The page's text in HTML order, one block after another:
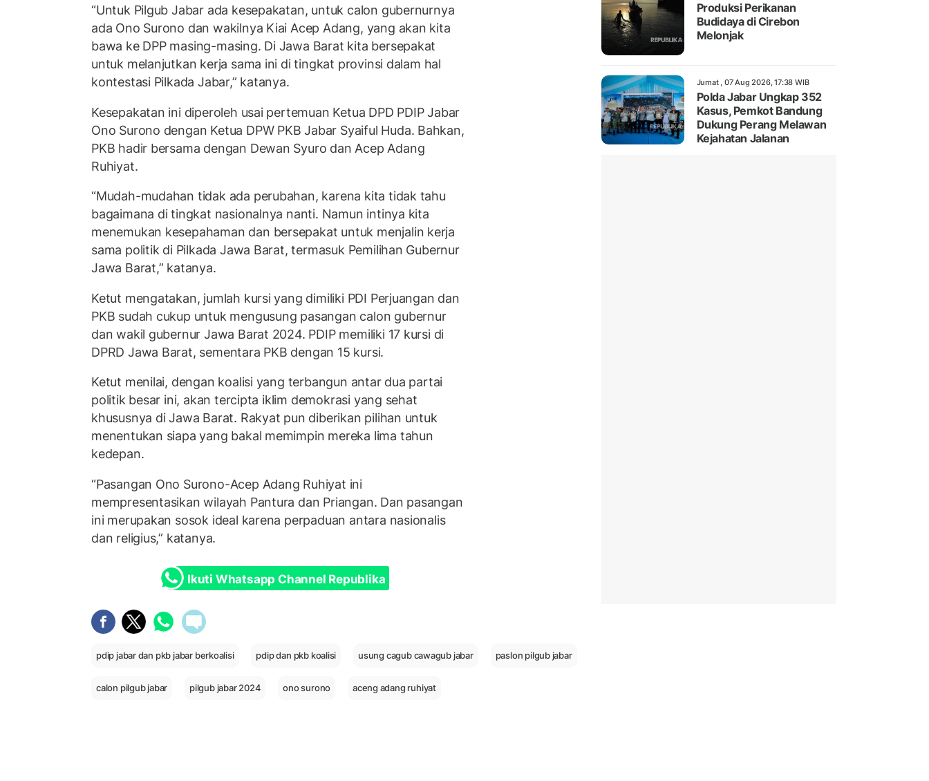
“Untuk Pilgub Jabar ada kesepakatan, untuk calon gubernurnya
ada Ono Surono dan wakilnya Kiai Acep Adang, yang akan kita
bawa ke DPP masing-masing. Di Jawa Barat kita bersepakat
untuk melanjutkan kerja sama ini di tingkat provinsi dalam hal
kontestasi Pilkada Jabar,” katanya.
Kesepakatan ini diperoleh usai pertemuan Ketua DPD PDIP Jabar
Ono Surono dengan Ketua DPW PKB Jabar Syaiful Huda. Bahkan,
PKB hadir bersama dengan Dewan Syuro dan Acep Adang
Ruhiyat.
“Mudah-mudahan tidak ada perubahan, karena kita tidak tahu
bagaimana di tingkat nasionalnya nanti. Namun intinya kita
menemukan kesepahaman dan bersepakat untuk menjalin kerja
sama politik di Pilkada Jawa Barat, termasuk Pemilihan Gubernur
Jawa Barat,” katanya.
Ketut mengatakan, jumlah kursi yang dimiliki PDI Perjuangan dan
PKB sudah cukup untuk mengusung pasangan calon gubernur
dan wakil gubernur Jawa Barat 2024. PDIP memiliki 17 kursi di
DPRD Jawa Barat, sementara PKB dengan 15 kursi.
Ketut menilai, dengan koalisi yang terbangun antar dua partai
politik besar ini, akan tercipta iklim demokrasi yang sehat
khususnya di Jawa Barat. Rakyat pun diberikan pilihan untuk
menentukan siapa yang bakal memimpin mereka lima tahun
kedepan.
“Pasangan Ono Surono-Acep Adang Ruhiyat ini
mempresentasikan wilayah Pantura dan Priangan. Dan pasangan
ini merupakan sosok ideal karena perpaduan antara nasionalis
dan religius,” katanya.
Ikuti Whatsapp Channel Republika
pdip jabar dan pkb jabar berkoalisi pdip dan pkb koalisi usung cagub cawagub jabar paslon pilgub jabar
calon pilgub jabar pilgub jabar 2024 ono surono aceng adang ruhiyat
Produksi Perikanan
Budidaya di Cirebon
Melonjak
Jumat , 07 Aug 2026, 17:38 WIB
Polda Jabar Ungkap 352
Kasus, Pemkot Bandung
Dukung Perang Melawan
Kejahatan Jalanan